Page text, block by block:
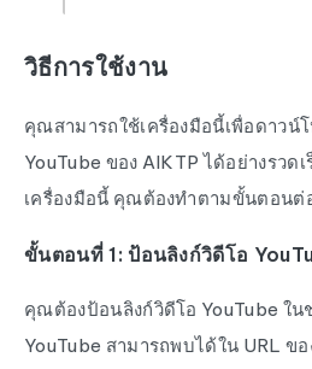
วิธีการใช้งาน
คุณสามารถใช้เครื่องมือนี้เพื่อดาวน์
YouTube ของ AIKTP ได้อย่างรวด
เครื่องมือนี้ คุณต้องทำตามขั้นตอนต่
ขั้นตอนที่ 1: ป้อนลิงก์วิดีโอ
คุณต้องป้อนลิงก์วิดีโอ YouTube ใ
YouTube สามารถพบได้ใน URL ข